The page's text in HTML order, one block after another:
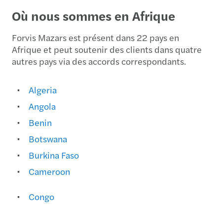
Où nous sommes en Afrique
Forvis Mazars est présent dans 22 pays en
Afrique et peut soutenir des clients dans quatre
autres pays via des accords correspondants.
Algeria
Angola
Benin
Botswana
Burkina Faso
Cameroon
Congo